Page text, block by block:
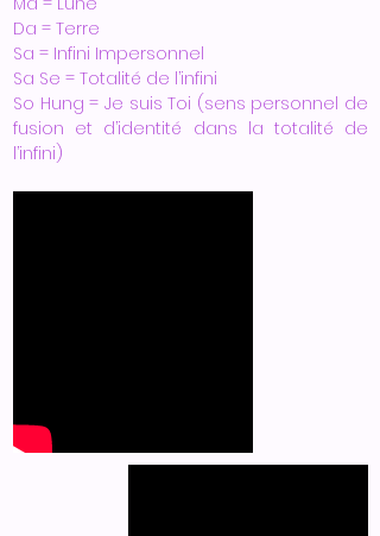
Da = Terre
Sa = Infini Impersonnel
Sa Se = Totalité de l’infini
So Hung = Je suis Toi (sens personnel de
fusion et d’identité dans la totalité de
l’infini)